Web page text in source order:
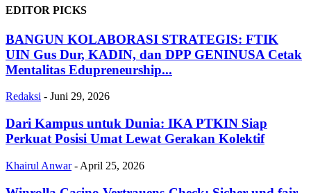
EDITOR PICKS
BANGUN KOLABORASI STRATEGIS: FTIK
UIN Gus Dur, KADIN, dan DPP GENINUSA Cetak
Mentalitas Edupreneurship...
Redaksi - Juni 29, 2026
Dari Kampus untuk Dunia: IKA PTKIN Siap
Perkuat Posisi Umat Lewat Gerakan Kolektif
Khairul Anwar - April 25, 2026